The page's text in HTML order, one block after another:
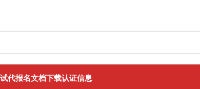
代报名文档下载认证信息